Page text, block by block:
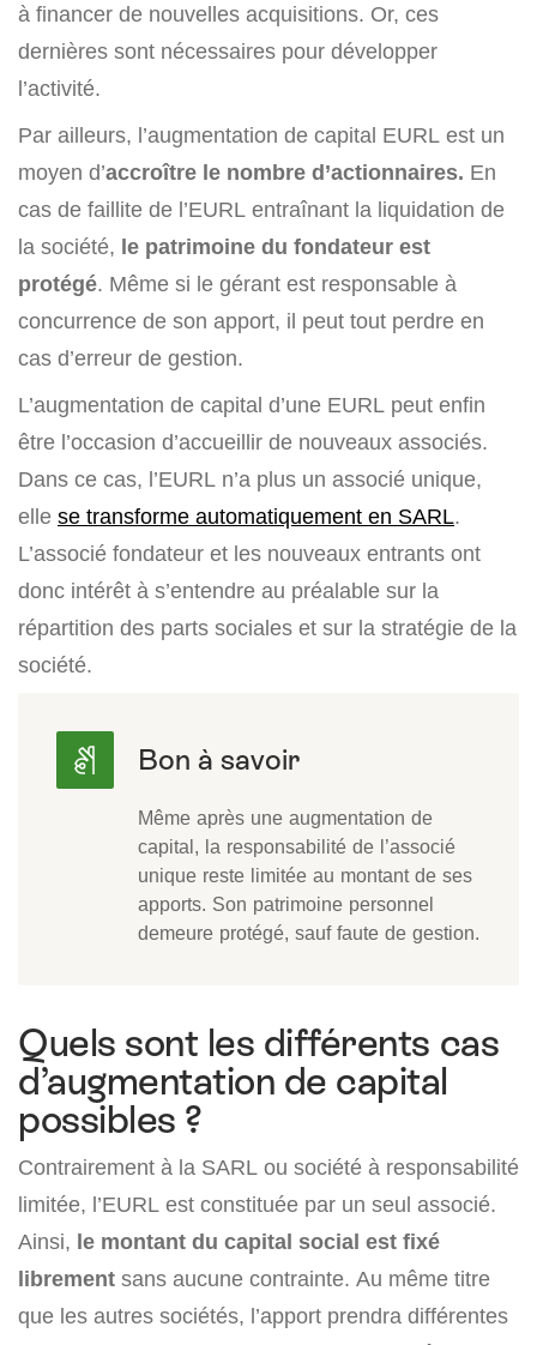
à financer de nouvelles acquisitions. Or, ces
dernières sont nécessaires pour développer
l’activité.
Par ailleurs, l’augmentation de capital EURL est un
moyen d’accroître le nombre d’actionnaires. En
cas de faillite de l’EURL entraînant la liquidation de
la société, le patrimoine du fondateur est
protégé. Même si le gérant est responsable à
concurrence de son apport, il peut tout perdre en
cas d’erreur de gestion.
L’augmentation de capital d’une EURL peut enfin
être l’occasion d’accueillir de nouveaux associés.
Dans ce cas, l’EURL n’a plus un associé unique,
elle se transforme automatiquement en SARL.
L’associé fondateur et les nouveaux entrants ont
donc intérêt à s’entendre au préalable sur la
répartition des parts sociales et sur la stratégie de la
société.
Même après une augmentation de
capital, la responsabilité de l’associé
unique reste limitée au montant de ses
apports. Son patrimoine personnel
demeure protégé, sauf faute de gestion.
Quels sont les différents cas
d’augmentation de capital
possibles ?
Contrairement à la SARL ou société à responsabilité
limitée, l’EURL est constituée par un seul associé.
Ainsi, le montant du capital social est fixé
librement sans aucune contrainte. Au même titre
que les autres sociétés, l’apport prendra différentes